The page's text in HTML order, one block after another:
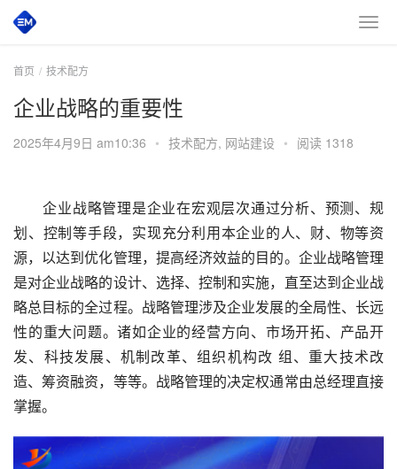
首页 技术配方
企业战略的重要性
2025年4月9日 am10:36 • 技术配方, 网站建设 • 阅读 1318
企业战略管理是企业在宏观层次通过分析、预测、规
划、控制等手段，实现充分利用本企业的人、财、物等资
源，以达到优化管理，提高经济效益的目的。企业战略管理
是对企业战略的设计、选择、控制和实施，直至达到企业战
略总目标的全过程。战略管理涉及企业发展的全局性、长远
性的重大问题。诸如企业的经营方向、市场开拓、产品开
发、科技发展、机制改革、组织机构改 组、重大技术改
造、筹资融资，等等。战略管理的决定权通常由总经理直接
掌握。